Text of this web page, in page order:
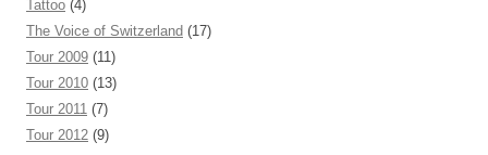
Tattoo (4)
The Voice of Switzerland (17)
Tour 2009 (11)
Tour 2010 (13)
Tour 2011 (7)
Tour 2012 (9)